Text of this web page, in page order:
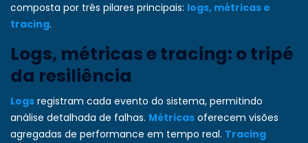
composta por três pilares principais: logs, métricas e
tracing.
Logs, métricas e tracing: o tripé
da resiliência
Logs registram cada evento do sistema, permitindo
análise detalhada de falhas. Métricas oferecem visões
agregadas de performance em tempo real. Tracing